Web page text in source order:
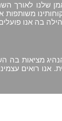
שלנו לאורך
בה אנו
מציאות בה
אנו רואים